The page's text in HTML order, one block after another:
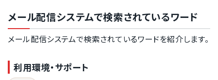
メール配信システムで検索されているワード
メール配信システムで検索されているワードを紹介します。
利用環境・サポート